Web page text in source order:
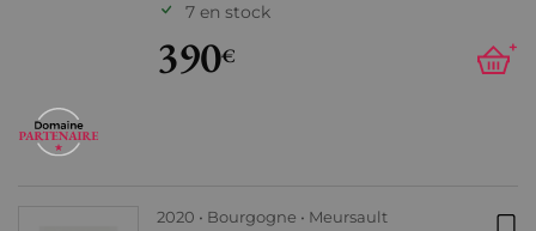
7 en stock
390€ +
2020 Bourgogne Meursault